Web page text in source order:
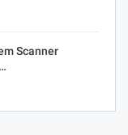
Scanner